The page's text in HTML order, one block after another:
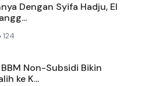
Dengan Syifa Hadju, El
124
Non-Subsidi Bikin
ke K...